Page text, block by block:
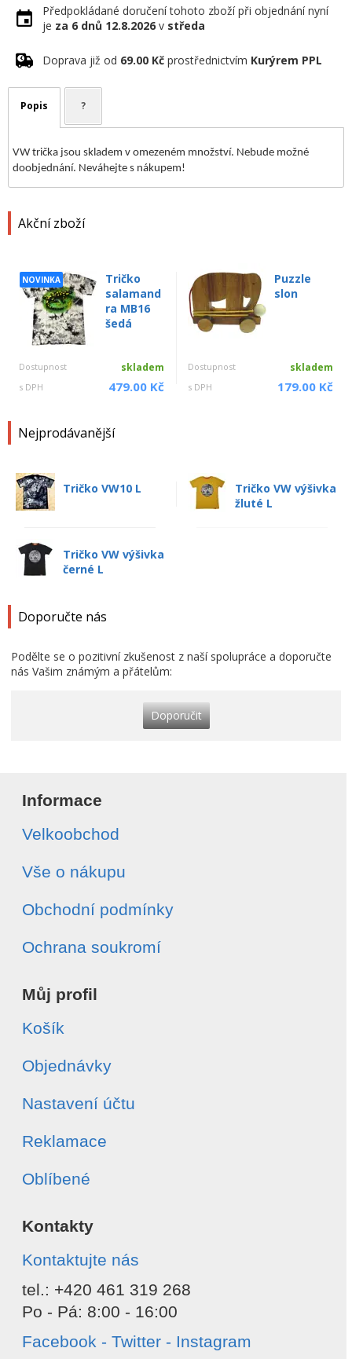
Akční zboží
NOVINKA
Tričko
salamand
ra MB16
šedá
Dostupnost skladem
s DPH 479.00 Kč
Puzzle
slon
Dostupnost skladem
s DPH 179.00 Kč
Nejprodávanější
Tričko VW10 L
Tričko VW výšivka
žluté L
Tričko VW výšivka
černé L
Doporučte nás
Podělte se o pozitivní zkušenost z naší spolupráce a doporučte
nás Vašim známým a přátelům:
Doporučit
Předpokládané doručení tohoto zboží při objednání nyní
je za 6 dnů 12.8.2026 v středa
Doprava již od 69.00 Kč prostřednictvím Kurýrem PPL
Popis ?
VW trička jsou skladem v omezeném množství. Nebude možné
doobjednání. Neváhejte s nákupem!
Informace
Velkoobchod
Vše o nákupu
Obchodní podmínky
Ochrana soukromí
Můj profil
Košík
Objednávky
Nastavení účtu
Reklamace
Oblíbené
Kontakty
Kontaktujte nás
tel.: +420 461 319 268
Po - Pá: 8:00 - 16:00
Facebook - Twitter - Instagram